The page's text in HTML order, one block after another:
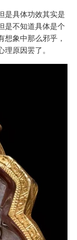
具体功效其实是
是不知道具体是个
想象中那么邪乎，
原因罢了。